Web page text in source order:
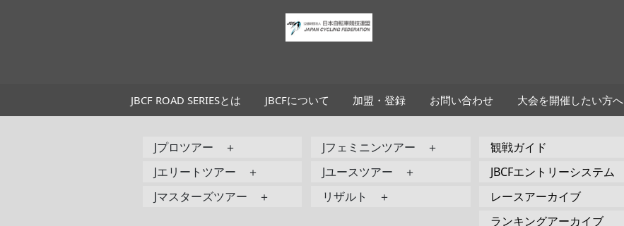
JBCF ROAD SERIESとは JBCFについて 加盟・登録 お問い合わせ 大会を開催したい方へ
Jプロツアー ＋
Jエリートツアー ＋
Jマスターズツアー ＋
Jフェミニンツアー ＋
Jユースツアー ＋
リザルト ＋
観戦ガイド
JBCFエントリーシステム
レースアーカイブ
ランキングアーカイブ